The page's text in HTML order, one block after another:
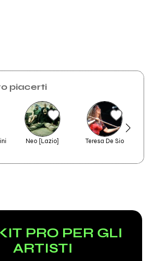
Invia messaggio
piacerti
Neo [Lazio] Teresa De Sio
PRO PER GLI
ARTISTI